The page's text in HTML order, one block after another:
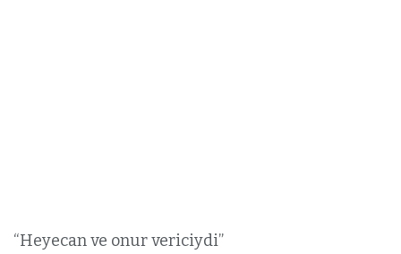
“Heyecan ve onur vericiydi”